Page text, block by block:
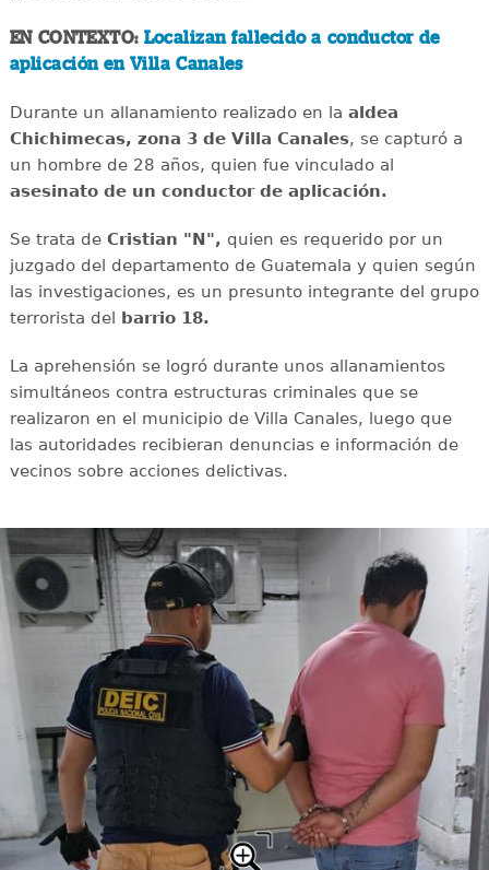
EN CONTEXTO:Localizan fallecido a conductor de
aplicación en Villa Canales
Durante un allanamiento realizado en la aldea
Chichimecas, zona 3 de Villa Canales, se capturó a
un hombre de 28 años, quien fue vinculado al
asesinato de un conductor de aplicación.
Se trata de Cristian "N", quien es requerido por un
juzgado del departamento de Guatemala y quien según
las investigaciones, es un presunto integrante del grupo
terrorista del barrio 18.
La aprehensión se logró durante unos allanamientos
simultáneos contra estructuras criminales que se
realizaron en el municipio de Villa Canales, luego que
las autoridades recibieran denuncias e información de
vecinos sobre acciones delictivas.